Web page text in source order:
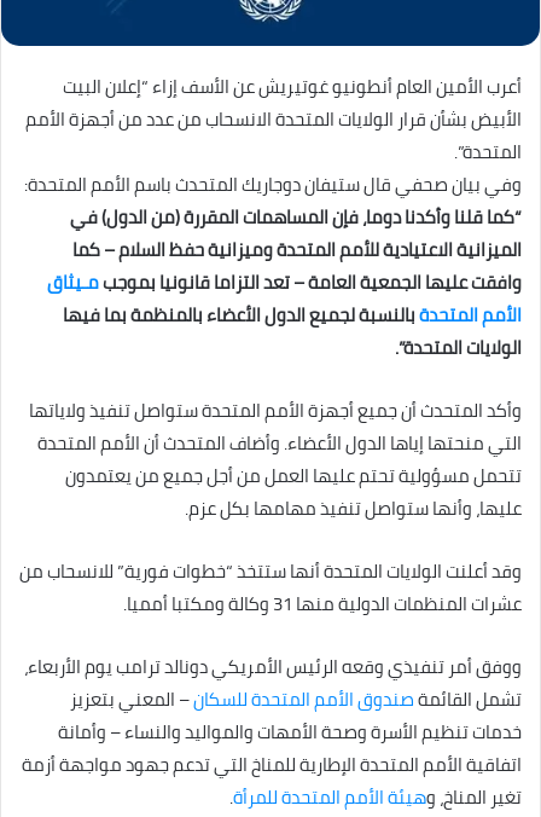
أعرب الأمين العام أنطونيو غوتيريش عن الأسف إزاء “إعلان البيت
الأبيض بشأن قرار الولايات المتحدة الانسحاب من عدد من أجهزة الأمم
المتحدة”.
وفي بيان صحفي قال ستيفان دوجاريك المتحدث باسم الأمم المتحدة:
“كما قلنا وأكدنا دوما، فإن المساهمات المقررة (من الدول) في
الميزانية الاعتيادية للأمم المتحدة وميزانية حفظ السلام – كما
وافقت عليها الجمعية العامة – تعد التزاما قانونيا بموجبمـيثاق
الأمم المتحدةبالنسبة لجميع الدول الأعضاء بالمنظمة بما فيها
الولايات المتحدة”.
وأكد المتحدث أن جميع أجهزة الأمم المتحدة ستواصل تنفيذ ولاياتها
التي منحتها إياها الدول الأعضاء. وأضاف المتحدث أن الأمم المتحدة
تتحمل مسؤولية تحتم عليها العمل من أجل جميع من يعتمدون
عليها، وأنها ستواصل تنفيذ مهامها بكل عزم.
وقد أعلنت الولايات المتحدة أنها ستتخذ “خطوات فورية” للانسحاب من
عشرات المنظمات الدولية منها 31 وكالة ومكتبا أمميا.
ووفق أمر تنفيذي وقعه الرئيس الأمريكي دونالد ترامب يوم الأربعاء،
تشمل القائمةصندوق الأمم المتحدة للسكان– المعني بتعزيز
خدمات تنظيم الأسرة وصحة الأمهات والمواليد والنساء – وأمانة
اتفاقية الأمم المتحدة الإطارية للمناخ التي تدعم جهود مواجهة أزمة
تغير المناخ، وهيئة الأمم المتحدة للمرأة.